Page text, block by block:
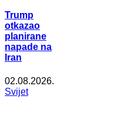
Trump
otkazao
planirane
napade na
Iran
02.08.2026.
Svijet